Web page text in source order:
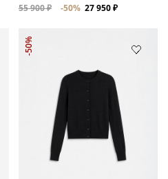
55 900 ₽ -50% 27 950 ₽
-50%